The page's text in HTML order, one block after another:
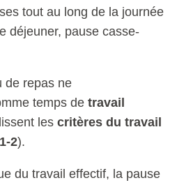
tout au long de la journée
déjeuner, pause casse-
de repas ne
temps de travail
les critères du travail
2).
du travail effectif, la pause